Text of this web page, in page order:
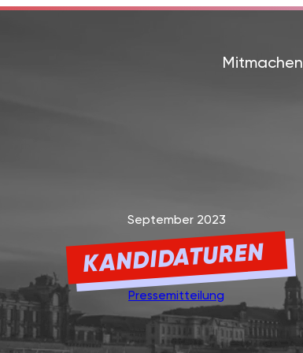
Mitmachen
September 2023
KANDIDATUREN
Pressemitteilung